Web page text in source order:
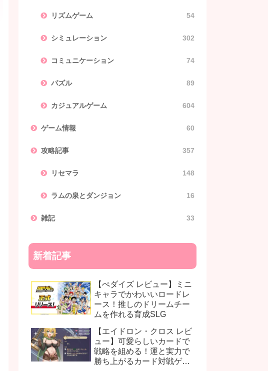
リズムゲーム 54
シミュレーション 302
コミュニケーション 74
パズル 89
カジュアルゲーム 604
ゲーム情報 60
攻略記事 357
リセマラ 148
ラムの泉とダンジョン 16
雑記 33
新着記事
【ぺダイズ レビュー】ミニ
キャラでかわいいロードレ
ース！推しのドリームチー
ムを作れる育成SLG
【エイドロン・クロス レビ
ュー】可愛らしいカードで
戦略を組める！運と実力で
勝ち上がるカード対戦ゲー